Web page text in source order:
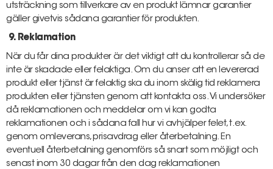
utsträckning som tillverkare av en produkt lämnar garantier
gäller givetvis sådana garantier för produkten.
9. Reklamation
När du får dina produkter är det viktigt att du kontrollerar så de
inte är skadade eller felaktiga. Om du anser att en levererad
produkt eller tjänst är felaktig ska du inom skälig tid reklamera
produkten eller tjänsten genom att kontakta oss. Vi undersöker
då reklamationen och meddelar om vi kan godta
reklamationen och i sådana fall hur vi avhjälper felet, t.ex.
genom omleverans, prisavdrag eller återbetalning. En
eventuell återbetalning genomförs så snart som möjligt och
senast inom 30 dagar från den dag reklamationen